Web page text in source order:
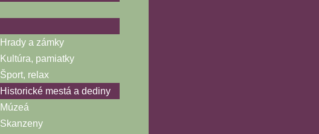
Hrady a zámky
Kultúra, pamiatky
Šport, relax
Historické mestá a dediny
Múzeá
Skanzeny